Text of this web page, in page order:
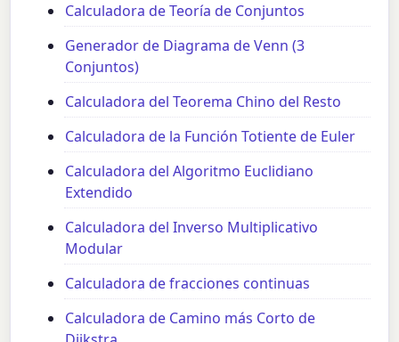
Calculadora de Teoría de Conjuntos
Generador de Diagrama de Venn (3
Conjuntos)
Calculadora del Teorema Chino del Resto
Calculadora de la Función Totiente de Euler
Calculadora del Algoritmo Euclidiano
Extendido
Calculadora del Inverso Multiplicativo
Modular
Calculadora de fracciones continuas
Calculadora de Camino más Corto de